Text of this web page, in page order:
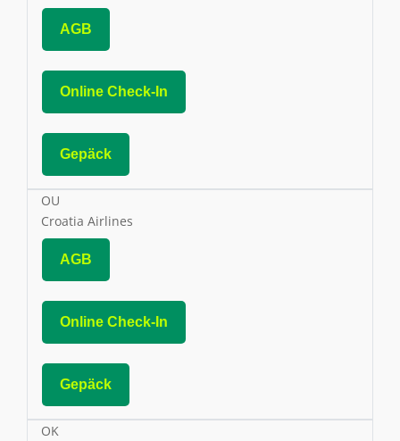
AGB
Online Check-In
Gepäck
OU
Croatia Airlines
AGB
Online Check-In
Gepäck
OK